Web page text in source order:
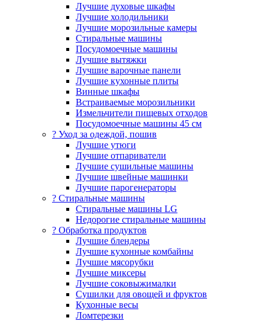
Лучшие духовые шкафы
Лучшие холодильники
Лучшие морозильные камеры
Стиральные машины
Посудомоечные машины
Лучшие вытяжки
Лучшие варочные панели
Лучшие кухонные плиты
Винные шкафы
Встраиваемые морозильники
Измельчители пищевых отходов
Посудомоечные машины 45 см
? Уход за одеждой, пошив
Лучшие утюги
Лучшие отпариватели
Лучшие сушильные машины
Лучшие швейные машинки
Лучшие парогенераторы
? Стиральные машины
Стиральные машины LG
Недорогие стиральные машины
? Обработка продуктов
Лучшие блендеры
Лучшие кухонные комбайны
Лучшие мясорубки
Лучшие миксеры
Лучшие соковыжималки
Сушилки для овощей и фруктов
Кухонные весы
Ломтерезки